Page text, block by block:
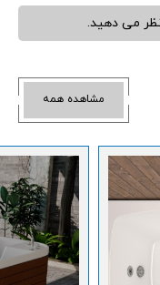
می دهید.
مشاهده همه